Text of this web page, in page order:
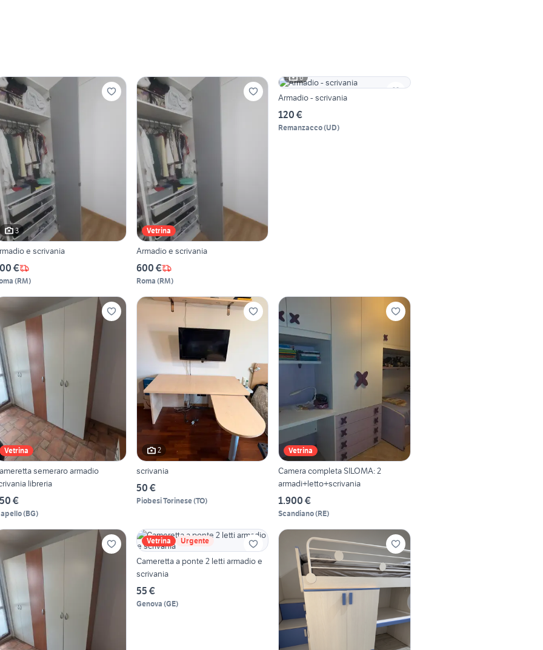
3
e scrivania
€
(RM)
Vetrina
Armadio e scrivania
600 €
Roma (RM)
6
Armadio - scrivania
120 €
Remanzacco(UD)
Vetrina
semeraro armadio
libreria
€
(BG)
2
scrivania
50 €
Piobesi Torinese(TO)
Vetrina
Camera completa SILOMA: 2
armadi+letto+scrivania
1.900 €
Scandiano(RE)
Vetrina Urgente
Cameretta a ponte 2 letti armadio e
scrivania
55 €
Genova (GE)